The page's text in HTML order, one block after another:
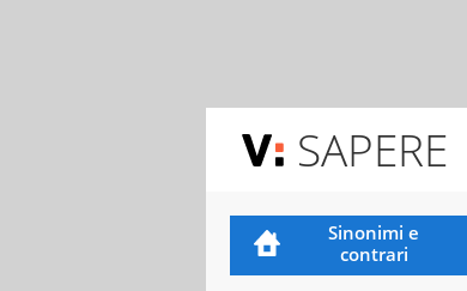
SAPERE
Sinonimi e
contrari